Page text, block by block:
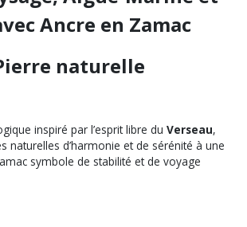
Ancre en Zamac
naturelle
inspiré par l’esprit libre du Verseau,
naturelles d’harmonie et de sérénité à une
symbole de stabilité et de voyage